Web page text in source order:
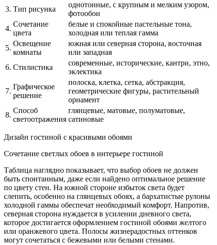
3. Тип рисунка
однотонные, с крупным и мелким узором,
фотообои
4.
Сочетание
цвета
белые и спокойные пастельные тона,
холодная или теплая гамма
5.
Освещение
комнаты
южная или северная сторона, восточная
или западная
6. Стилистика
современные, исторические, кантри, этно,
эклектика
7.
Графическое
решение
полоска, клетка, сетка, абстракция,
геометрические фигуры, растительный
орнамент
8.
Способ
светоотражения
глянцевые, матовые, полуматовые,
сатиновые
Дизайн гостиной с красивыми обоями
Сочетание светлых обоев в интерьере гостиной
Таблица наглядно показывает, что выбор обоев не должен
быть спонтанным, даже если найдено оптимальное решение
по цвету стен. На южной стороне избыток света будет
слепить, особенно на глянцевых обоях, а бархатистые рулоны
холодной гаммы обеспечат необходимый комфорт. Напротив,
северная сторона нуждается в усилении дневного света,
которое достигается оформлением гостиной обоями желтого
или оранжевого цвета. Полосы жизнерадостных оттенков
могут сочетаться с бежевыми или белыми стенами.